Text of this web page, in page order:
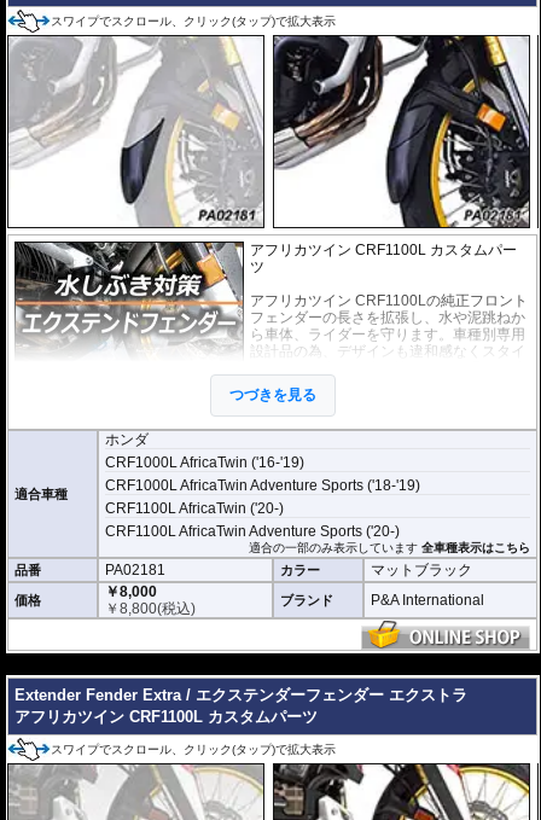
またこのフィルムは 多少の気泡なら数時間から２日ほどで自然に気泡が消える
優れもの。満足のいく取付が容易になりました。
シリコーン系粘着材を採用し、メーターを痛めることがありません。フィルム
を剥がせば、元通りの状態になります。
スワイプでスクロール、クリック(タップ)で拡大表示
アフリカツイン CRF1100L カスタムパー
ツ
アフリカツイン CRF1100Lの純正フロント
フェンダーの長さを拡張し、水や泥跳ねか
ら車体、ライダーを守ります。車種別専用
設計品の為、デザインも違和感なくスタイ
着できるカスタムパーツです。
取付は付属の強力粘着シートを使い、簡単
に行えます。通常使用での脱落は心配ありませんが、取付作業の不備(洗浄、脱
脂不十分)等においてはこの限りではありません。ビスまたはトリムクリップが
付属しているパッケージについてはこれらの使用を強く推奨いたします。使用
されていない場合の脱落による保証は致しかねます。
どのような効果があるパーツですか？
アフリカツイン CRF1100Lの純正フロントフェンダーの長さを拡張し、水や泥
跳ねから車体、ライダーを強力に守ります。
※写真はイメージです。車種により、フェンダーのデザインは多少異なりま
す。
つづきを見る
適合車種
ホンダ
CRF1000L AfricaTwin ('16-'19)
CRF1000L AfricaTwin Adventure Sports ('18-'19)
CRF1100L AfricaTwin ('20-)
CRF1100L AfricaTwin Adventure Sports ('20-)
適合の一部のみ表示しています全車種表示はこちら
品番 PA02181 カラー マットブラック
価格
￥8,000
￥8,800(税込) ブランド P&A International
Extender Fender Extra / エクステンダーフェンダー エクストラ
アフリカツイン CRF1100L カスタムパーツ
スワイプでスクロール、クリック(タップ)で拡大表示